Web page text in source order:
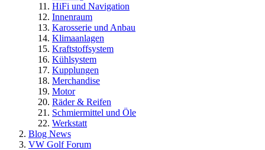
HiFi und Navigation
Innenraum
Karosserie und Anbau
Klimaanlagen
Kraftstoffsystem
Kühlsystem
Kupplungen
Merchandise
Motor
Räder & Reifen
Schmiermittel und Öle
Werkstatt
Blog News
VW Golf Forum